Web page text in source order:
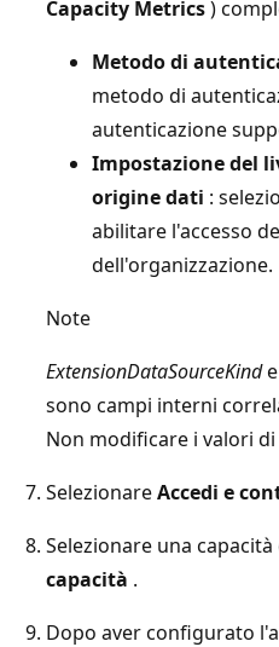
Capacity Metrics)
Metodo di
metodo di
autenticazione
Impostazione del
origine dati :
abilitare l'accesso
dell'organizzazione.
Note
ExtensionDataSourceKinde
sono campi interni
Non modificare i valori
SelezionareAccedi e
Selezionare una
capacità .
Dopo aver configurato